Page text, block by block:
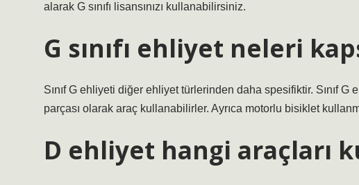
alarak G sınıfı lisansınızı kullanabilirsiniz.
G sınıfı ehliyet neleri
Sınıf G ehliyeti diğer ehliyet türlerinden daha spesifiktir. Sınıf
parçası olarak araç kullanabilirler. Ayrıca motorlu bisiklet
D ehliyet hangi araçları